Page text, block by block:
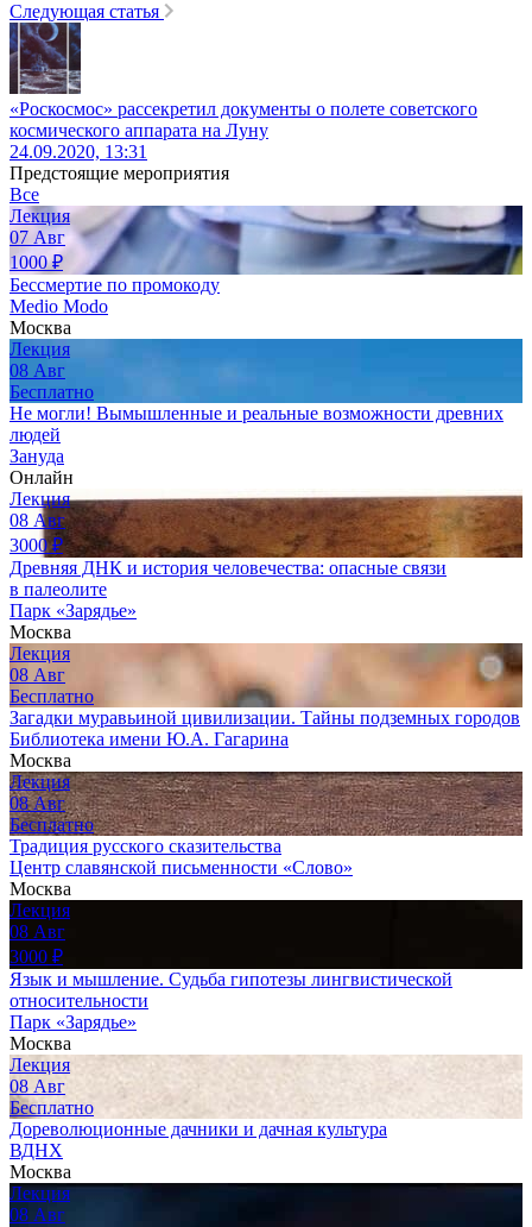
Следующая статья
«Роскосмос» рассекретил документы о полете советского
космического аппарата на Луну
24.09.2020, 13:31
Предстоящие мероприятия
Все
Лекция
07 Авг
1000₽
Бессмертие по промокоду
Medio Modo
Москва
Лекция
08 Авг
Бесплатно
Не могли! Вымышленные и реальные возможности древних
людей
Зануда
Онлайн
Лекция
08 Авг
3000₽
Древняя ДНК и история человечества: опасные связи
в палеолите
Парк «Зарядье»
Москва
Лекция
08 Авг
Бесплатно
Загадки муравьиной цивилизации. Тайны подземных городов
Библиотека имени Ю.А. Гагарина
Москва
Лекция
08 Авг
Бесплатно
Традиция русского сказительства
Центр славянской письменности «Слово»
Москва
Лекция
08 Авг
3000 ₽
Язык и мышление. Судьба гипотезы лингвистической
относительности
Парк «Зарядье»
Москва
Лекция
08 Авг
Бесплатно
Дореволюционные дачники и дачная культура
ВДНХ
Москва
Лекция
08 Авг